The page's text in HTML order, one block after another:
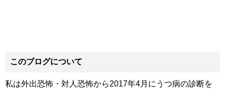
このブログについて
私は外出恐怖・対人恐怖から2017年4月にうつ病の診断を